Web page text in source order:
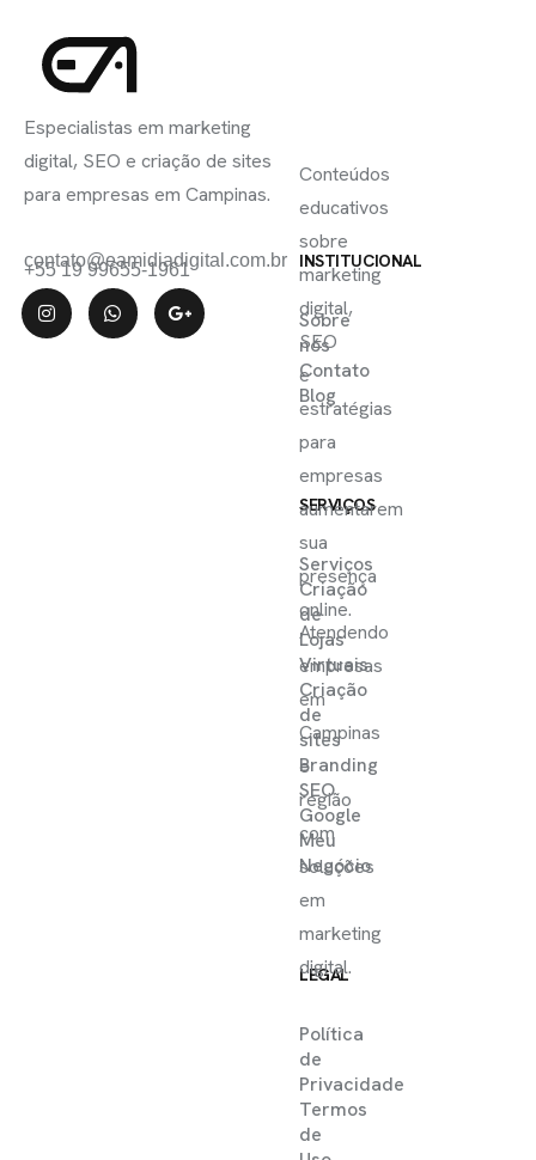
Especialistas em marketing
digital, SEO e criação de sites
para empresas em Campinas.
contato@eamidiadigital.com.br
+55 19 99655-1961 INSTITUCIONAL
Sobre
nós
Contato
Blog
SERVIÇOS
Serviços
Criação
de
Lojas
Virtuais
Criação
de
sites
Branding
SEO
Google
Meu
Negócio
LEGAL
Política
de
Privacidade
Termos
de
Conteúdos
educativos
sobre
marketing
digital,
SEO
e
estratégias
para
empresas
aumentarem
sua
presença
online.
Atendendo
empresas
em
Campinas
e
região
com
soluções
em
marketing
digital.